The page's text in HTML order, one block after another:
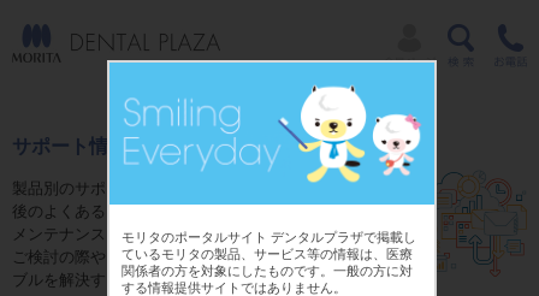
モリタのポータルサイト デンタルプラザで掲載し
ているモリタの製品、サービス等の情報は、医療
関係者の方を対象にしたものです。一般の方に対
する情報提供サイトではありません。
サポート情報
製品別のサポートページでは、ご購入前やご購入
後のよくあるご質問にお答えするFAQ、修理、
メンテナンスに関する情報をご用意しています。
ご検討の際や、ご購入後のさまさまな疑問やトラ
ブルを解決する為にご活用ください。